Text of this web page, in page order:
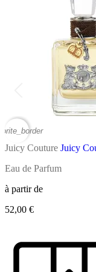
Juicy Couture Juicy
Eau de Parfum
à partir de
52,00 €